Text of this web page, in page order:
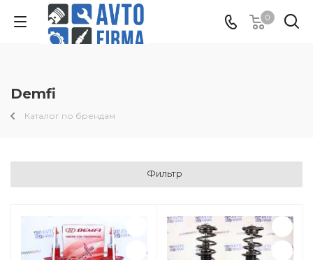
0
Demfi
Каталог по брендам
Фильтр